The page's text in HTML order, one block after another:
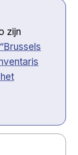
zijn
venster